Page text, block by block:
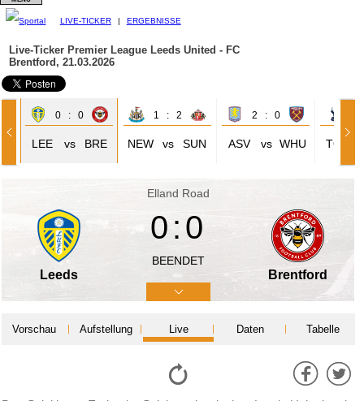
LIVE-TICKER | ERGEBNISSE
Live-Ticker Premier League Leeds United - FC
Brentford, 21.03.2026
0 : 0
LEE vs BRE
1 : 2
NEW vs SUN
2 : 0
ASV vs WHU TOT
Elland Road
Leeds
0:0
BEENDET
Brentford
Vorschau Aufstellung Live Daten Tabelle